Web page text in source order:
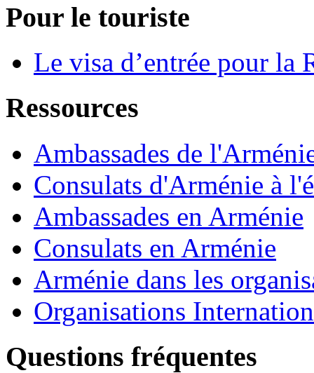
Pour le touriste
Le visa d’entrée pour la
Ressources
Ambassades de
Consulats d'Arménie à
Ambassades en Arménie
Consulats en Arménie
Arménie dans les
Organisations
Questions fréquentes